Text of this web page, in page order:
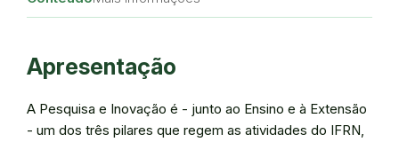
Apresentação
A Pesquisa e Inovação é - junto ao Ensino e à Extensão
- um dos três pilares que regem as atividades do IFRN,